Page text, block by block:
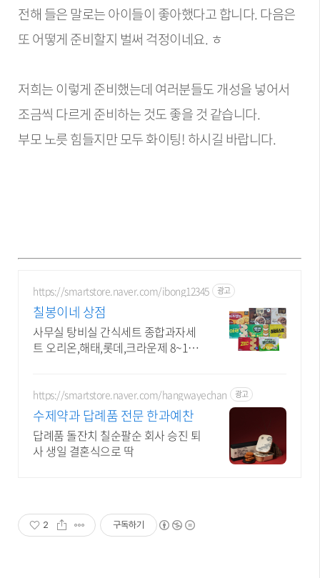
전해 들은 말로는 아이들이 좋아했다고 합니다. 다음은
또 어떻게 준비할지 벌써 걱정이네요. ㅎ
저희는 이렇게 준비했는데 여러분들도 개성을 넣어서
조금씩 다르게 준비하는 것도 좋을 것 같습니다.
부모 노릇 힘들지만 모두 화이팅! 하시길 바랍니다.
https://smartstore.naver.com/ibong12345 광고
칠봉이네 상점
사무실 탕비실 간식세트 종합과자세
트 오리온,해태,롯데,크라운제 8~10
https://smartstore.naver.com/hangwayechan 광고
수제약과 답례품 전문 한과예찬
답례품 돌잔치 칠순팔순 회사 승진 퇴
사 생일 결혼식으로 딱
2 구독하기